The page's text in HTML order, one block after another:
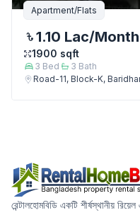
Apartment/Flats
1.10 Lac/Month
1900 sqft
3 Bed 3 Bath
Road-11, Block-K,
রেন্টালহোমবিডি একটি শীর্ষস্থানীয়